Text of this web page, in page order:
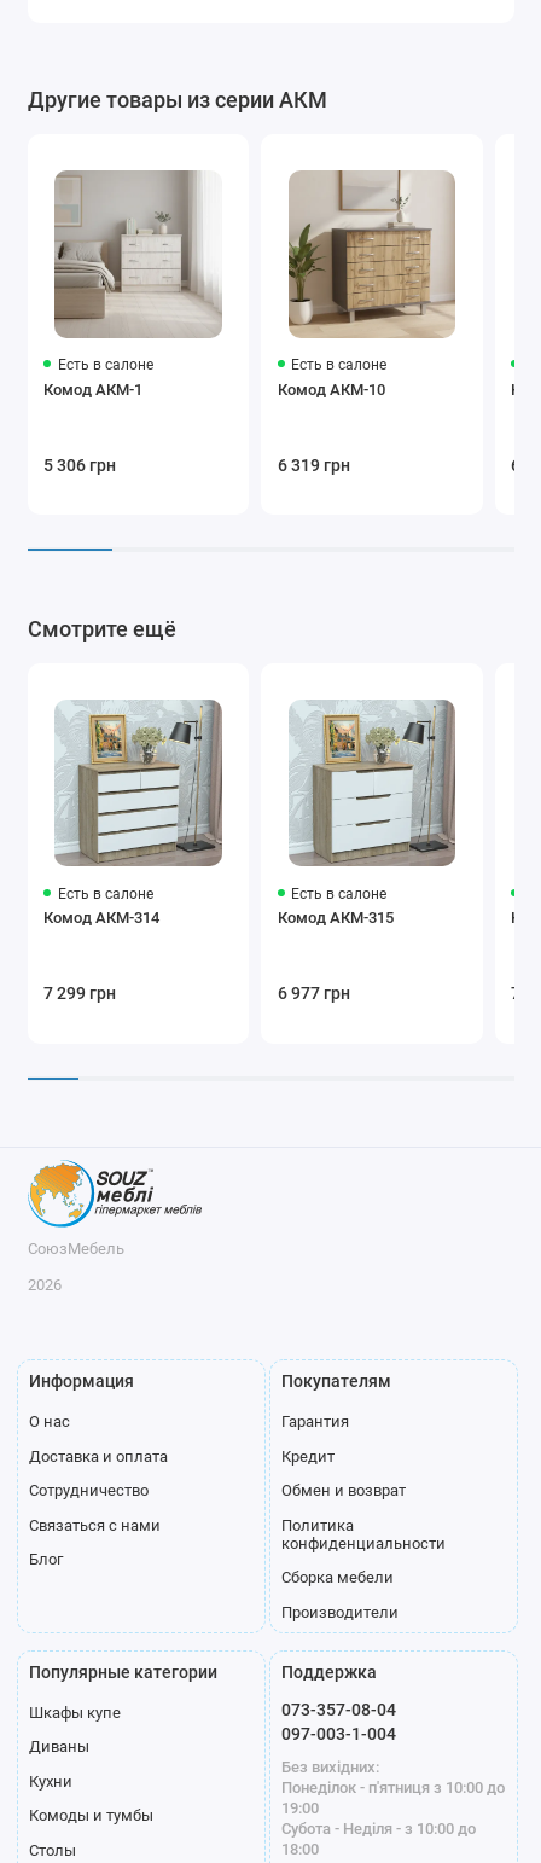
Другие товары из серии АКМ
Есть в салоне
Комод АКМ-1
5 306 грн
Есть в салоне
Комод АКМ-10
6 319 грн 6
Смотрите ещё
Есть в салоне
Комод АКМ-314
7 299 грн
Есть в салоне
Комод АКМ-315
6 977 грн 7
СоюзМебель
2026
Информация
О нас
Доставка и оплата
Сотрудничество
Связаться с нами
Блог
Покупателям
Гарантия
Кредит
Обмен и возврат
Политика
конфиденциальности
Сборка мебели
Производители
Популярные категории
Шкафы купе
Диваны
Кухни
Комоды и тумбы
Столы
Поддержка
073-357-08-04
097-003-1-004
Без вихідних:
Понеділок - п'ятниця з 10:00 до
19:00
Субота - Неділя - з 10:00 до
18:00